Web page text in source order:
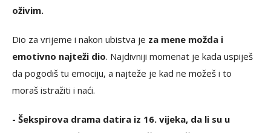
oživim.
Dio za vrijeme i nakon ubistva je za mene možda i
emotivno najteži dio. Najdivniji momenat je kada uspiješ
da pogodiš tu emociju, a najteže je kad ne možeš i to
moraš istražiti i naći.
- Šekspirova drama datira iz 16. vijeka, da li su u